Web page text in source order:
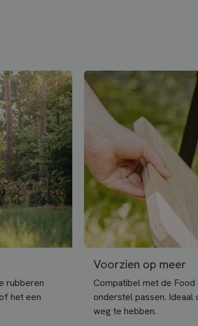
rubberen
het een
Voorzien op meer
Compatibel met de
onderstel passen.
weg te hebben.